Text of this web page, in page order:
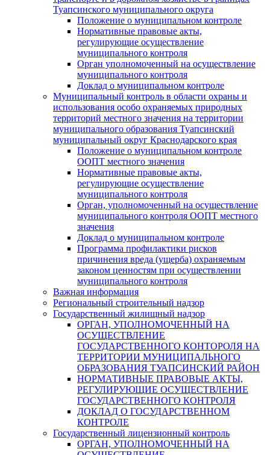
Туапсинского муниципального округа
Положение о муниципальном контроле
Нормативные правовые акты,
регулирующие осуществление
муниципального контроля
Орган уполномоченный на осуществление
муниципального контроля
Доклад о муниципальном контроле
Муниципальный контроль в области охраны и
использования особо охраняемых природных
территорий местного значения на территории
муниципального образования Туапсинский
муниципальный округ Краснодарского края
Положение о муниципальном контроле
ООПТ местного значения
Нормативные правовые акты,
регулирующие осуществление
муниципального контроля
Орган, уполномоченный на осуществление
муниципального контроля ООПТ местного
значения
Доклад о муниципальном контроле
Программа профилактики рисков
причинения вреда (ущерба) охраняемым
законом ценностям при осуществлении
муниципального контроля
Важная информация
Региональный строительный надзор
Государственный жилищный надзор
ОРГАН, УПОЛНОМОЧЕННЫЙ НА
ОСУЩЕСТВЛЕНИЕ
ГОСУДАРСТВЕННОГО КОНТОРОЛЯ НА
ТЕРРИТОРИИ МУНИЦИПАЛЬНОГО
ОБРАЗОВАНИЯ ТУАПСИНСКИЙ РАЙОН
НОРМАТИВНЫЕ ПРАВОВЫЕ АКТЫ,
РЕГУЛИРУЮЩИЕ ОСУЩЕСТВЛЕНИЕ
ГОСУДАРСТВЕННОГО КОНТРОЛЯ
ДОКЛАД О ГОСУДАРСТВЕННОМ
КОНТРОЛЕ
Государственный лицензионный контроль
ОРГАН, УПОЛНОМОЧЕННЫЙ НА